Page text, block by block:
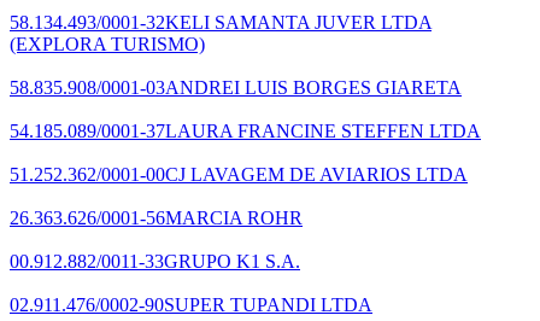
58.134.493/0001-32KELI SAMANTA JUVER LTDA
(EXPLORA TURISMO)
58.835.908/0001-03ANDREI LUIS BORGES GIARETA
54.185.089/0001-37LAURA FRANCINE STEFFEN LTDA
51.252.362/0001-00CJ LAVAGEM DE AVIARIOS LTDA
26.363.626/0001-56MARCIA ROHR
00.912.882/0011-33GRUPO K1 S.A.
02.911.476/0002-90SUPER TUPANDI LTDA